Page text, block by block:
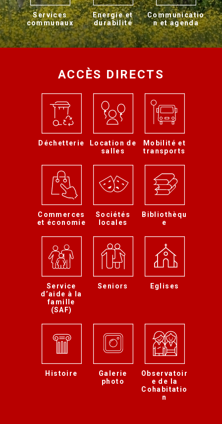
Services
communaux
Energie et
durabilité
Communicatio
n et agenda
ACCÈS DIRECTS
Déchetterie
Location de
salles
Mobilité et
transports
Commerces
et économie
Sociétés
locales
Bibliothèqu
e
Service
d’aide à la
famille
(SAF)
Seniors Eglises
Histoire
Galerie
photo
Observatoir
e de la
Cohabitatio
n